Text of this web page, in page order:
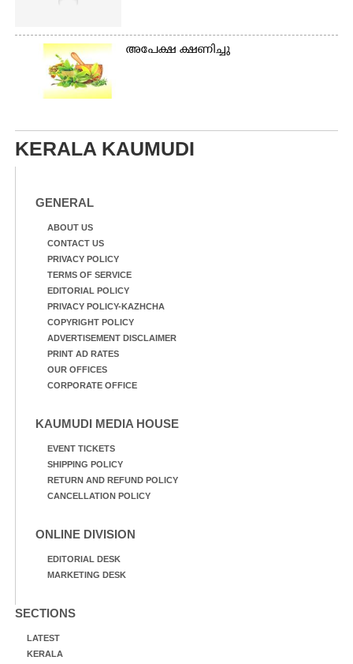
അപേക്ഷ ക്ഷണിച്ചു
KERALA KAUMUDI
GENERAL
ABOUT US
CONTACT US
PRIVACY POLICY
TERMS OF SERVICE
EDITORIAL POLICY
PRIVACY POLICY-KAZHCHA
COPYRIGHT POLICY
ADVERTISEMENT DISCLAIMER
PRINT AD RATES
OUR OFFICES
CORPORATE OFFICE
KAUMUDI MEDIA HOUSE
EVENT TICKETS
SHIPPING POLICY
RETURN AND REFUND POLICY
CANCELLATION POLICY
ONLINE DIVISION
EDITORIAL DESK
MARKETING DESK
SECTIONS
LATEST
KERALA